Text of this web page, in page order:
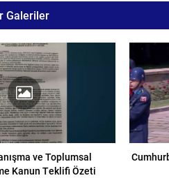
Galeriler
ve Toplumsal
Kanun Teklifi Özeti